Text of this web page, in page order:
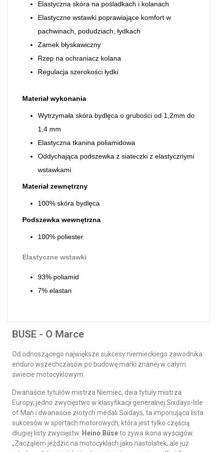
Elastyczna skóra na pośladkach i kolanach
Elastyczne wstawki poprawiające komfort w
pachwinach, podudziach, łydkach
Zamek błyskawiczny
Rzep na ochraniacz kolana
Regulacja szerokości łydki
Materiał wykonania
Wytrzymała skóra bydlęca o grubości od 1,2mm do
1,4 mm
Elastyczna tkanina poliamidowa
Oddychająca podszewka z siateczki z elastycznymi
wstawkami
Materiał zewnętrzny
100% skóra bydlęca
Podszewka wewnętrzna
100% poliester
Elastyczne wstawki
93% poliamid
7% elastan
BUSE - O Marce
Od odnoszącego największe sukcesy niemieckiego zawodnika
enduro wszechczasów po budowę marki znanej w całym
świecie motocyklowym.
Dwanaście tytułów mistrza Niemiec, dwa tytuły mistrza
Europy, jedno zwycięstwo w klasyfikacji generalnej Sixdays-Isle
of Man i dwanaście złotych medali Sixdays, ta imponująca lista
sukcesów w sportach motorowych, która jest tylko częścią
długiej listy zwycięstw. Heino Büseto żywa ikona wyścigów.
„Zacząłem jeździć na motocyklach jako nastolatek, ale już